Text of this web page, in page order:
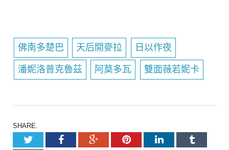
佛南多楚巴 天后開麥拉 日以作夜
潘妮洛普克魯茲 阿莫多瓦 雙面薇若妮卡
SHARE.
TwitterFacebookGoogle+PinterestLinkedInTumblr